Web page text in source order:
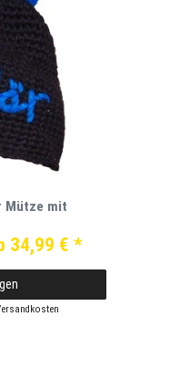
Mütze mit
34,99 € *